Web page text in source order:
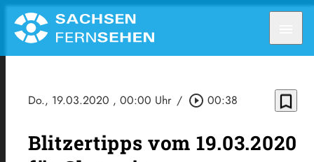
Do., 19.03.2020 , 00:00 Uhr / play_circle_outline 00:38 bookmark_border
Blitzertipps vom 19.03.2020